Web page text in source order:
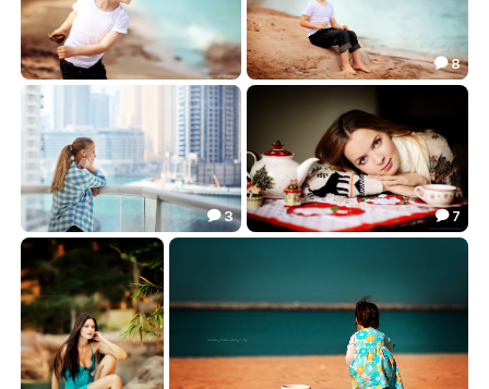
Артемий

Артемий
 8
Автопортрет
15.28
 3
Перед Рождеством...
 7